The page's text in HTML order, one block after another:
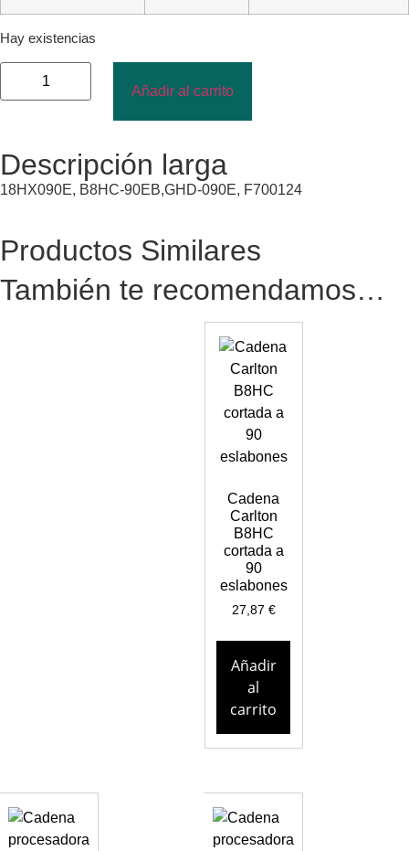
Hay existencias
Añadir al carrito
Descripción larga
18HX090E, B8HC-90EB,GHD-090E, F700124
Productos Similares
También te recomendamos…
Cadena
Carlton
B8HC
cortada a
90
eslabones
27,87 €
Añadir
al
carrito